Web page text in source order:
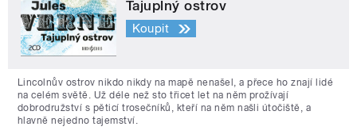
Tajuplný ostrov
Koupit
Lincolnův ostrov nikdo nikdy na mapě nenašel, a přece ho znají lidé
na celém světě. Už déle než sto třicet let na něm prožívají
dobrodružství s pěticí trosečníků, kteří na něm našli útočiště, a
hlavně nejedno tajemství.